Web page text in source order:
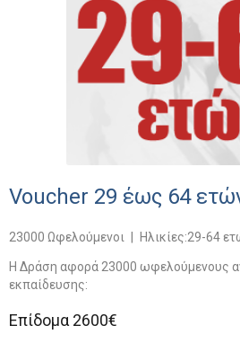
Voucher 29 έως 64
23000 Ωφελούμενοι Ηλικίες:29-64
Η Δράση αφορά 23000 ωφελούμενους
εκπαίδευσης:
Επίδομα 2600€